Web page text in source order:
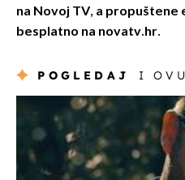
na Novoj TV, a propuštene
besplatno na novatv.hr.
POGLEDAJ I